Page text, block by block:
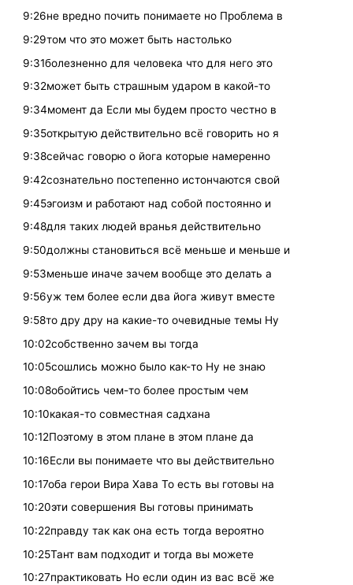
9:26не вредно почить понимаете но Проблема в
9:29том что это может быть настолько
9:31болезненно для человека что для него это
9:32может быть страшным ударом в какой-то
9:34момент да Если мы будем просто честно в
9:35открытую действительно всё говорить но я
9:38сейчас говорю о йога которые намеренно
9:42сознательно постепенно истончаются свой
9:45эгоизм и работают над собой постоянно и
9:48для таких людей вранья действительно
9:50должны становиться всё меньше и меньше и
9:53меньше иначе зачем вообще это делать а
9:56уж тем более если два йога живут вместе
9:58то дру дру на какие-то очевидные темы Ну
10:02собственно зачем вы тогда
10:05сошлись можно было как-то Ну не знаю
10:08обойтись чем-то более простым чем
10:10какая-то совместная садхана
10:12Поэтому в этом плане в этом плане да
10:16Если вы понимаете что вы действительно
10:17оба герои Вира Хава То есть вы готовы на
10:20эти совершения Вы готовы принимать
10:22правду так как она есть тогда вероятно
10:25Тант вам подходит и тогда вы можете
10:27практиковать Но если один из вас всё же